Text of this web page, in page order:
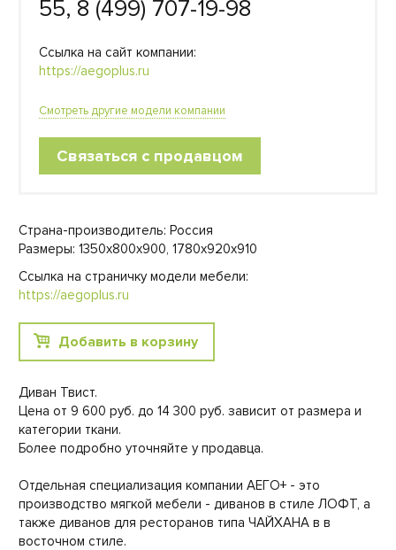
55, 8 (499) 707-19-98
Ссылка на сайт компании:
https://aegoplus.ru
Смотреть другие модели компании
Связаться с продавцом
Страна-производитель: Россия
Размеры: 1350х800х900, 1780х920х910
Ссылка на страничку модели мебели:
https://aegoplus.ru
Добавить в корзину
Диван Твист.
Цена от 9 600 руб. до 14 300 руб. зависит от размера и
категории ткани.
Более подробно уточняйте у продавца.
Отдельная специализация компании АЕГО+ - это
производство мягкой мебели - диванов в стиле ЛОФТ, а
также диванов для ресторанов типа ЧАЙХАНА в в
восточном стиле.